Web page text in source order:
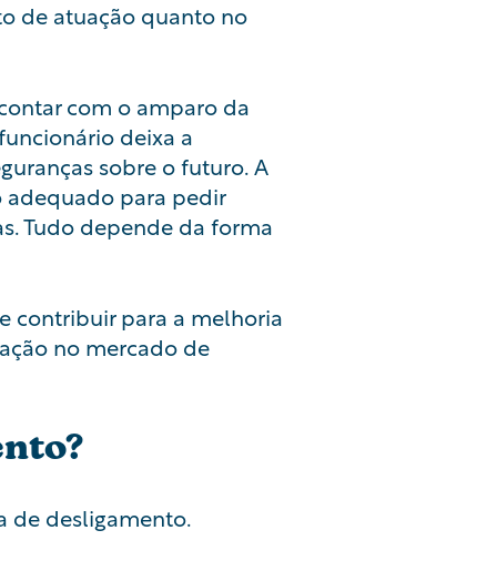
de atuação quanto no
com o amparo da
deixa a
sobre o futuro. A
para pedir
Tudo depende da forma
contribuir para a melhoria
no mercado de
de desligamento.